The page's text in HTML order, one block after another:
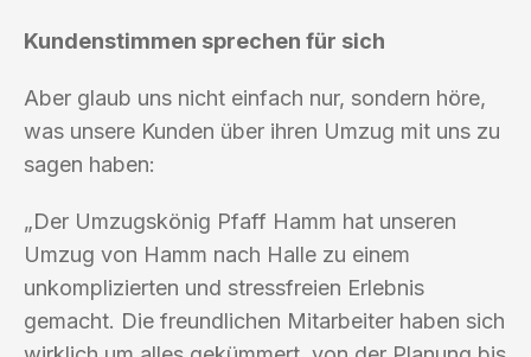
Kundenstimmen sprechen für sich
Aber glaub uns nicht einfach nur, sondern höre,
was unsere Kunden über ihren Umzug mit uns zu
sagen haben:
„Der Umzugskönig Pfaff Hamm hat unseren
Umzug von Hamm nach Halle zu einem
unkomplizierten und stressfreien Erlebnis
gemacht. Die freundlichen Mitarbeiter haben sich